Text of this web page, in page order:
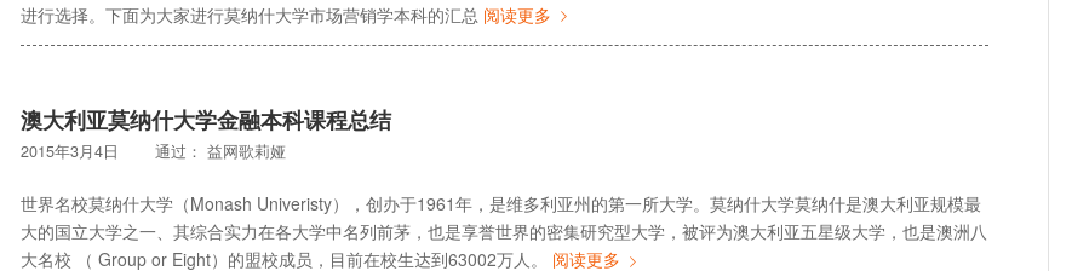
进行选择。下面为大家进行莫纳什大学市场营销学本科的汇总 阅读更多
澳大利亚莫纳什大学金融本科课程总结
2015年3月4日 通过： 益网歌莉娅
世界名校莫纳什大学（Monash Univeristy），创办于1961年，是维多利亚州的第一所大学。莫纳什大学莫纳什是澳大利亚规模最
大的国立大学之一、其综合实力在各大学中名列前茅，也是享誉世界的密集研究型大学，被评为澳大利亚五星级大学，也是澳洲八
大名校 （ Group or Eight）的盟校成员，目前在校生达到63002万人。 阅读更多